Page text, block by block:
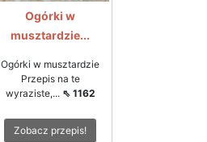
Ogórki w
musztardzie...
Ogórki w musztardzie
Przepis na te
wyraziste,... ⇖ 1162
Zobacz przepis!